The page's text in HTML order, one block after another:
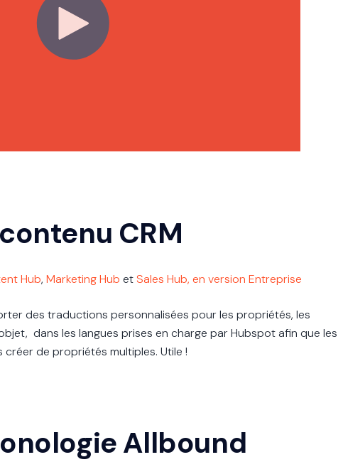
CRM
Hub, Marketing Hub etSales Hub, en version Entreprise
des traductions personnalisées pour les propriétés, les
dans les langues prises en charge par Hubspot afin que les
créer de propriétés multiples. Utile !
Allbound